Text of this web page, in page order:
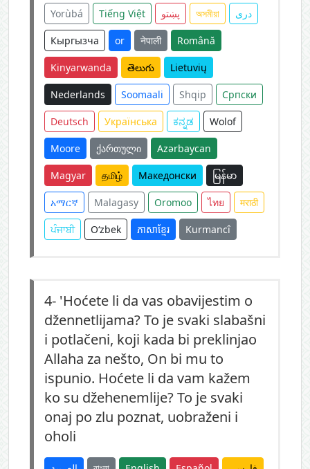
Yorùbá Tiếng Việt پښتو অসমীয়া دری
Кыргызча or नेपाली Română
Kinyarwanda తెలుగు Lietuvių
Nederlands Soomaali Shqip Српски
Deutsch Українська ಕನ್ನಡ Wolof
Moore ქართული Azərbaycan
Magyar தமிழ் Македонски မြန်မာ
አማርኛ Malagasy Oromoo ไทย मराठी
ਪੰਜਾਬੀ O‘zbek ភាសាខ្មែរ Kurmancî
4- 'Hoćete li da vas obavijestim o
džennetlijama? To je svaki slabašni
i potlačeni, koji kada bi preklinjao
Allaha za nešto, On bi mu to
ispunio. Hoćete li da vam kažem
ko su džehenemlije? To je svaki
onaj po zlu poznat, uobraženi i
oholi